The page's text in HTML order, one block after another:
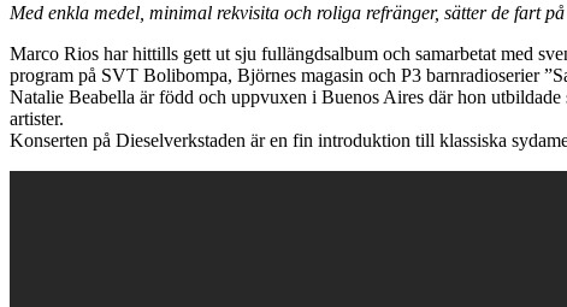
Med enkla medel, minimal rekvisita och roliga refränger, sätter de fart
Marco Rios har hittills gett ut sju fullängdsalbum och samarbetat med
program på SVT Bolibompa, Björnes magasin och P3 barnradioserier
Natalie Beabella är född och uppvuxen i Buenos Aires där hon
artister.
Konserten på Dieselverkstaden är en fin introduktion till klassiska